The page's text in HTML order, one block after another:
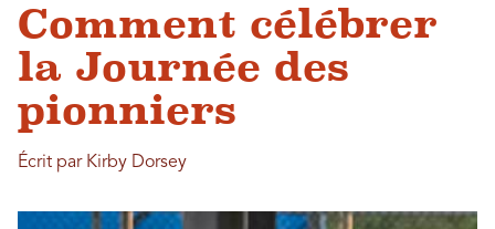
Comment célébrer
la Journée des
pionniers
Écrit par Kirby Dorsey